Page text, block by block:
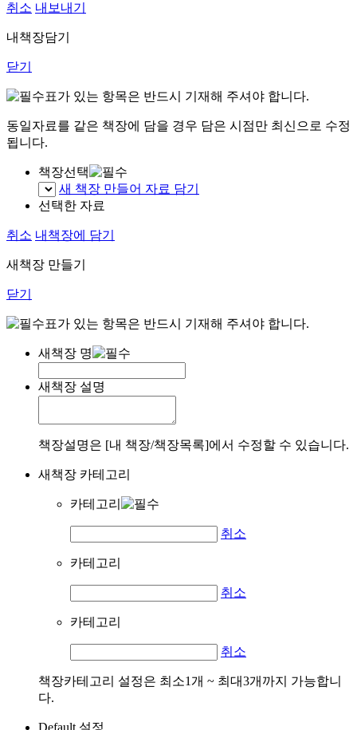
취소 내보내기
내책장담기
닫기
표가 있는 항목은 반드시 기재해 주셔야 합니다.
동일자료를 같은 책장에 담을 경우 담은 시점만 최신으로 수정
됩니다.
책장선택
새 책장 만들어 자료 담기
선택한 자료
취소 내책장에 담기
새책장 만들기
닫기
표가 있는 항목은 반드시 기재해 주셔야 합니다.
새책장 명
새책장 설명
책장설명은 [내 책장/책장목록]에서 수정할 수 있습니다.
새책장 카테고리
카테고리
취소
카테고리
취소
카테고리
취소
책장카테고리 설정은 최소1개 ~ 최대3개까지 가능합니
다.